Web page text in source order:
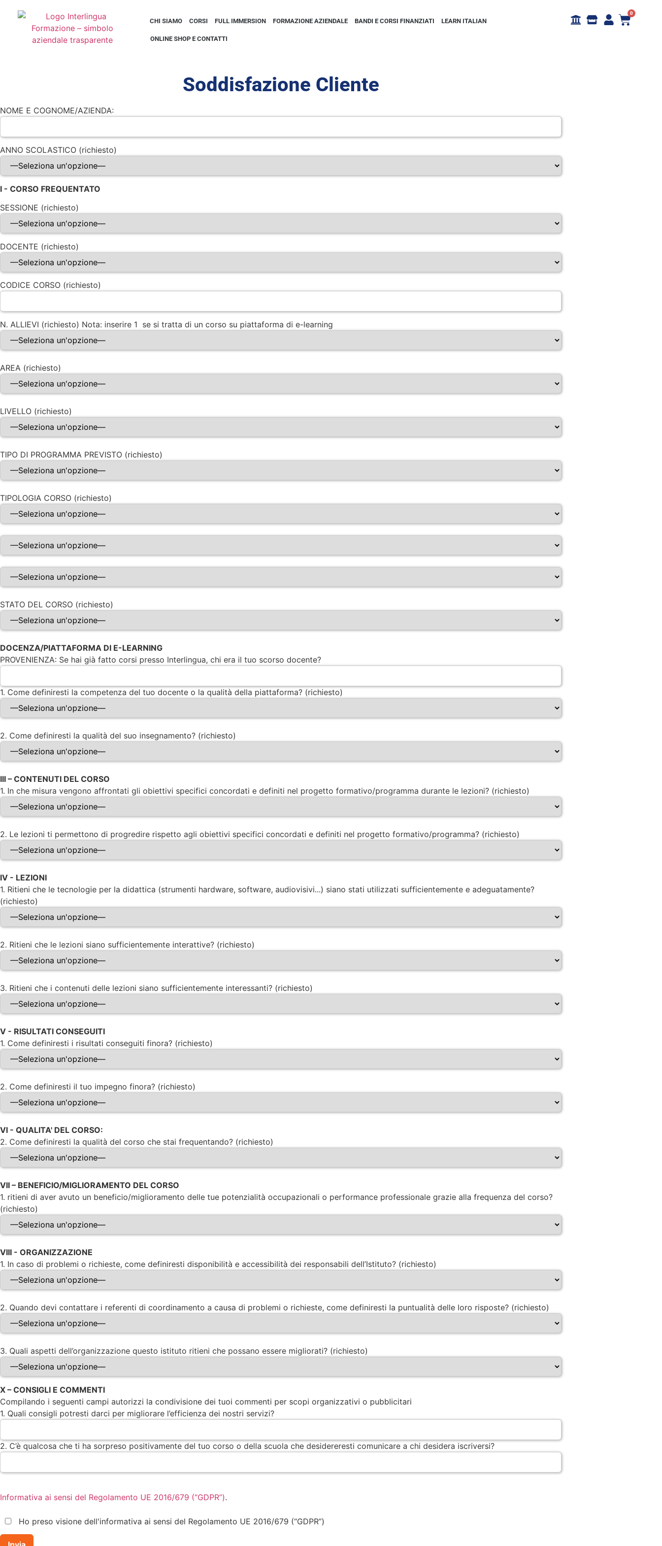
CHI SIAMO CORSI FULL IMMERSION FORMAZIONE AZIENDALE BANDI E CORSI FINANZIATI LEARN ITALIAN
ONLINE SHOP E CONTATTI
0
Soddisfazione Cliente
NOME E COGNOME/AZIENDA:
ANNO SCOLASTICO (richiesto)
I - CORSO FREQUENTATO
SESSIONE (richiesto)
DOCENTE (richiesto)
CODICE CORSO (richiesto)
N. ALLIEVI (richiesto) Nota: inserire 1 se si tratta di un corso su piattaforma di e-learning
AREA (richiesto)
LIVELLO (richiesto)
TIPO DI PROGRAMMA PREVISTO (richiesto)
TIPOLOGIA CORSO (richiesto)
STATO DEL CORSO (richiesto)
DOCENZA/PIATTAFORMA DI E-LEARNING
PROVENIENZA: Se hai già fatto corsi presso Interlingua, chi era il tuo scorso docente?
1. Come definiresti la competenza del tuo docente o la qualità della piattaforma? (richiesto)
2. Come definiresti la qualità del suo insegnamento? (richiesto)
III – CONTENUTI DEL CORSO
1. In che misura vengono affrontati gli obiettivi specifici concordati e definiti nel progetto formativo/programma durante le lezioni? (richiesto)
2. Le lezioni ti permettono di progredire rispetto agli obiettivi specifici concordati e definiti nel progetto formativo/programma? (richiesto)
IV - LEZIONI
1. Ritieni che le tecnologie per la didattica (strumenti hardware, software, audiovisivi...) siano stati utilizzati sufficientemente e adeguatamente?
(richiesto)
2. Ritieni che le lezioni siano sufficientemente interattive? (richiesto)
3. Ritieni che i contenuti delle lezioni siano sufficientemente interessanti? (richiesto)
V - RISULTATI CONSEGUITI
1. Come definiresti i risultati conseguiti finora? (richiesto)
2. Come definiresti il tuo impegno finora? (richiesto)
VI - QUALITA' DEL CORSO:
2. Come definiresti la qualità del corso che stai frequentando? (richiesto)
VII – BENEFICIO/MIGLIORAMENTO DEL CORSO
1. ritieni di aver avuto un beneficio/miglioramento delle tue potenzialità occupazionali o performance professionale grazie alla frequenza del corso?
(richiesto)
VIII - ORGANIZZAZIONE
1. In caso di problemi o richieste, come definiresti disponibilità e accessibilità dei responsabili dell’Istituto? (richiesto)
2. Quando devi contattare i referenti di coordinamento a causa di problemi o richieste, come definiresti la puntualità delle loro risposte? (richiesto)
3. Quali aspetti dell’organizzazione questo istituto ritieni che possano essere migliorati? (richiesto)
X – CONSIGLI E COMMENTI
Compilando i seguenti campi autorizzi la condivisione dei tuoi commenti per scopi organizzativi o pubblicitari
1. Quali consigli potresti darci per migliorare l’efficienza dei nostri servizi?
2. C’è qualcosa che ti ha sorpreso positivamente del tuo corso o della scuola che desidereresti comunicare a chi desidera iscriversi?
Informativa ai sensi del Regolamento UE 2016/679 (“GDPR”).
Ho preso visione dell'informativa ai sensi del Regolamento UE 2016/679 (“GDPR”)